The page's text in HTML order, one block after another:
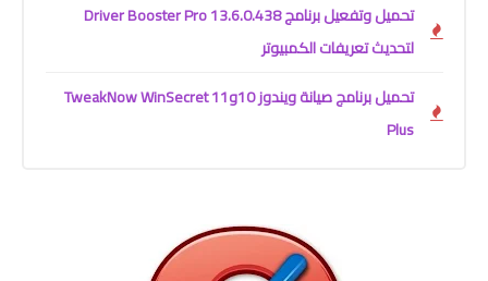
تحميل وتفعيل برنامج Driver Booster Pro 13.6.0.438
لتحديث تعريفات الكمبيوتر
تحميل برنامج صيانة ويندوز 10و11 TweakNow WinSecret
Plus